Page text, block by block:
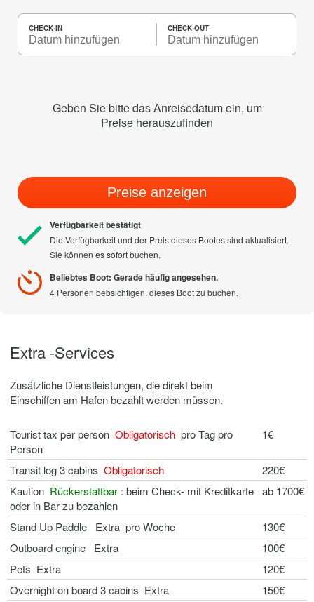
CHECK-IN CHECK-OUT
Geben Sie bitte das Anreisedatum ein, um
Preise herauszufinden
Preise anzeigen
Verfügbarkeit bestätigt
Die Verfügbarkeit und der Preis dieses Bootes sind aktualisiert.
Sie können es sofort buchen.
Beliebtes Boot: Gerade häufig angesehen.
4 Personen bebsichtigen, dieses Boot zu buchen.
Extra -Services
Zusätzliche Dienstleistungen, die direkt beim
Einschiffen am Hafen bezahlt werden müssen.
Tourist tax per person Obligatorisch pro Tag pro
Person
1€
Transit log 3 cabins Obligatorisch
220€
Kaution Rückerstattbar : beim Check- mit Kreditkarte
oder in Bar zu bezahlen
ab 1700€
Stand Up Paddle Extra pro Woche
130€
Outboard engine Extra
100€
Pets Extra
120€
Overnight on board 3 cabins Extra
150€